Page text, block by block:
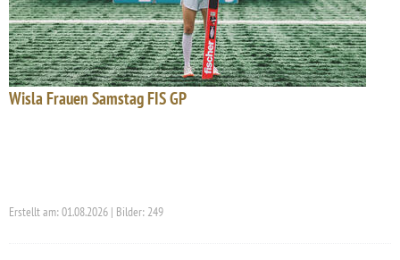
Wisla Frauen Samstag FIS GP
Erstellt am: 01.08.2026 | Bilder: 249